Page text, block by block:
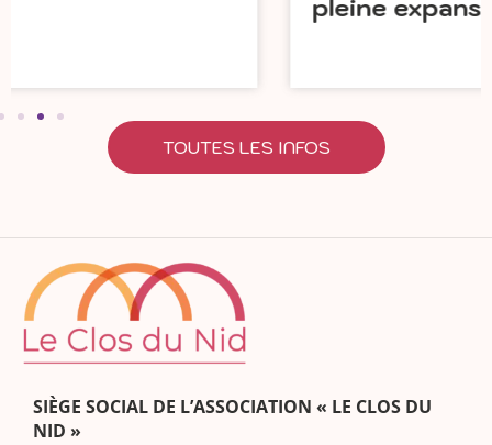
TOUTES LES INFOS
SIÈGE SOCIAL DE L’ASSOCIATION « LE CLOS DU
NID »